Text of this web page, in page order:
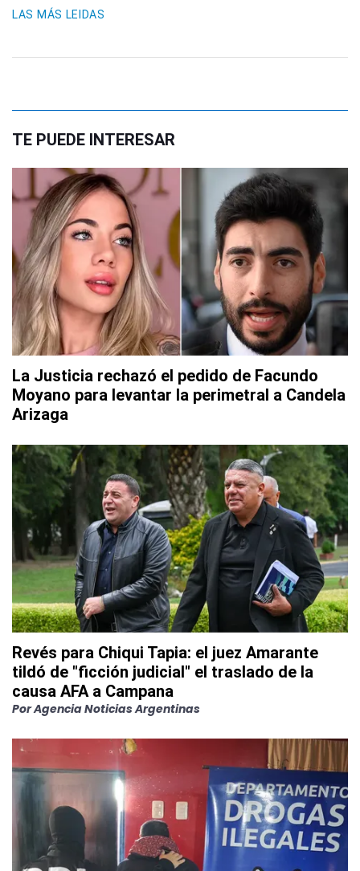
LAS MÁS LEIDAS
TE PUEDE INTERESAR
La Justicia rechazó el pedido de Facundo
Moyano para levantar la perimetral a Candela
Arizaga
Revés para Chiqui Tapia: el juez Amarante
tildó de "ficción judicial" el traslado de la
causa AFA a Campana
PorAgencia Noticias Argentinas